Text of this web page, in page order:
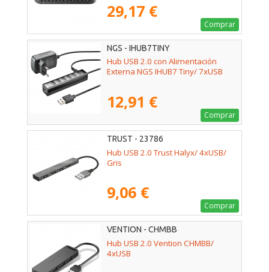
29,17 €
Comprar
NGS - IHUB7TINY
Hub USB 2.0 con Alimentación
Externa NGS IHUB7 Tiny/ 7xUSB
12,91 €
Comprar
TRUST - 23786
Hub USB 2.0 Trust Halyx/ 4xUSB/
Gris
9,06 €
Comprar
VENTION - CHMBB
Hub USB 2.0 Vention CHMBB/
4xUSB